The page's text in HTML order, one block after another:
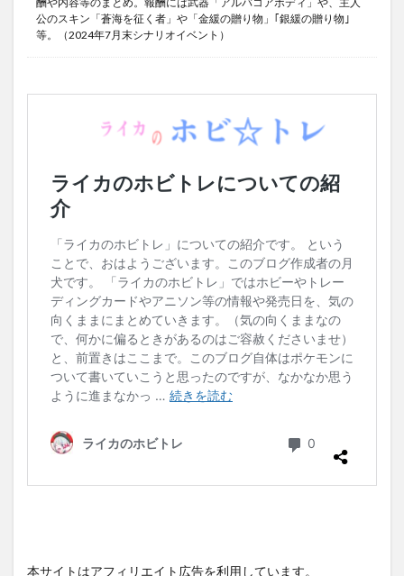
公のスキン「蒼海を征く者」や「金緩の贈り物」｢銀緩の贈り物｣
等。（2024年7月末シナリオイベント）
本サイトはアフィリエイト広告を利用しています。